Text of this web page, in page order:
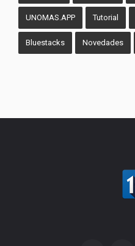
UNOMAS.APP Tutorial
Bluestacks Novedades